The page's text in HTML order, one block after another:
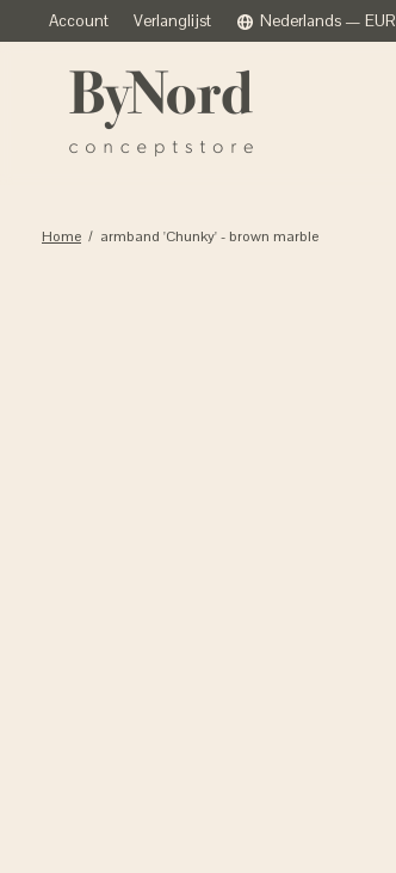
Account Verlanglijst Nederlands — EUR
Home / armband 'Chunky' - brown marble